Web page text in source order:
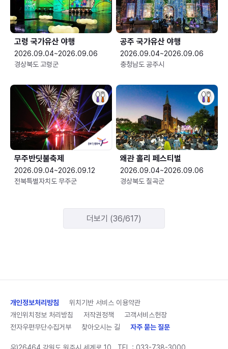
고령 국가유산 야행
2026.09.04~2026.09.06
경상북도 고령군
공주 국가유산 야행
2026.09.04~2026.09.06
충청남도 공주시
무주반딧불축제
2026.09.04~2026.09.12
전북특별자치도 무주군
왜관 홀리 페스티벌
2026.09.04~2026.09.06
경상북도 칠곡군
더보기 (36/617)
개인정보처리방침
위치기반 서비스 이용약관
개인위치정보 처리방침
저작권정책
고객서비스헌장
전자우편무단수집거부
찾아오시는 길 자주 묻는 질문